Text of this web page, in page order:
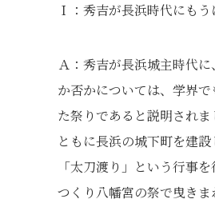
Ｉ：秀吉が長浜時代にも
Ａ：秀吉が長浜城主時代
か否かについては、学界
た祭りであると説明され
ともに長浜の城下町を建
「太刀渡り」という行事
つくり八幡宮の祭で曳きま